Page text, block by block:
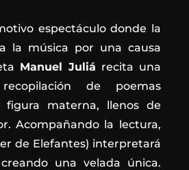
espectáculo donde la
la música por una causa
Manuel Juliá recita una
recopilación de poemas
figura materna, llenos de
Acompañando la lectura,
de Elefantes) interpretará
una velada única.